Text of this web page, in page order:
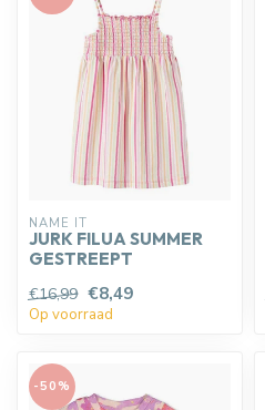
NAME IT
JURK FILUA SUMMER
GESTREEPT
€16,99 €8,49
Op voorraad
-50%